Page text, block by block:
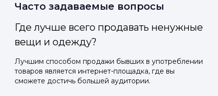
Часто задаваемые вопросы
Где лучше всего продавать ненужные
вещи и одежду?
Лучшим способом продажи бывших в употреблении
товаров является интернет-площадка, где вы
сможете достичь большей аудитории.